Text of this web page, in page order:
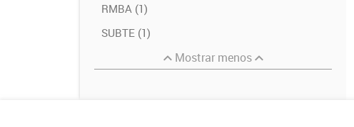
RMBA (1)
SUBTE (1)
Mostrar menos